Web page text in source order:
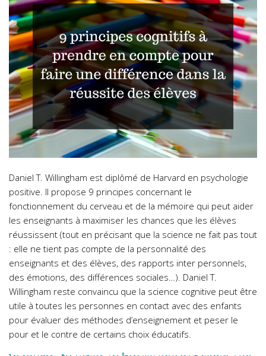
Daniel T. Willingham est diplômé de Harvard en psychologie
positive. Il propose 9 principes concernant le
fonctionnement du cerveau et de la mémoire qui peut aider
les enseignants à maximiser les chances que les élèves
réussissent (tout en précisant que la science ne fait pas tout
: elle ne tient pas compte de la personnalité des
enseignants et des élèves, des rapports inter personnels,
des émotions, des différences sociales…). Daniel T.
Willingham reste convaincu que la science cognitive peut être
utile à toutes les personnes en contact avec des enfants
pour évaluer des méthodes d’enseignement et peser le
pour et le contre de certains choix éducatifs.